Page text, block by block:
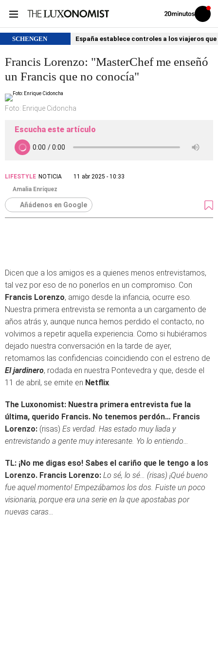
Volver
Iniciar
sesión
SCHENGEN España establece controles a los viajeros
Francis Lorenzo: "MasterChef me enseñó
un Francis que no conocía"
Foto: Enrique Cidoncha
Escucha este artículo
LIFESTYLE NOTICIA
11 abr 2025 - 10:33
Amalia Enríquez
Añádenos en Google
Dicen que a los amigos es a quienes menos entrevistamos,
tal vez por eso de no ponerlos en un compromiso. Con
Francis Lorenzo, amigo desde la infancia, ocurre eso.
Nuestra primera entrevista se remonta a un cargamento de
años atrás y, aunque nunca hemos perdido el contacto, no
volvimos a repetir aquella experiencia. Como si hubiéramos
dejado nuestra conversación en la tarde de ayer,
retomamos las confidencias coincidiendo con el estreno de
El jardinero, rodada en nuestra Pontevedra y que, desde el
11 de abril, se emite en Netflix.
The Luxonomist: Nuestra primera entrevista fue la
última, querido Francis. No tenemos perdón… Francis
Lorenzo: (risas) Es verdad. Has estado muy liada y
entrevistando a gente muy interesante. Yo lo entiendo…
TL: ¡No me digas eso! Sabes el cariño que le tengo a los
Lorenzo. Francis Lorenzo: Lo sé, lo sé… (risas) ¡Qué bueno
fue aquel momento! Empezábamos los dos. Fuiste un poco
visionaria, porque era una serie en la que apostabas por
nuevas caras…